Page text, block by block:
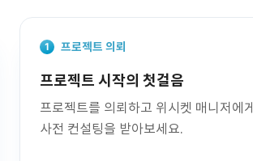
프로젝트 의뢰
프로젝트 시작의 첫걸음
프로젝트를 의뢰하고 위시켓 매니저에게
사전 컨설팅을 받아보세요.